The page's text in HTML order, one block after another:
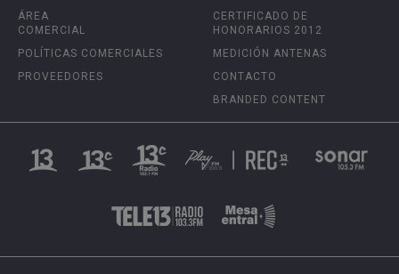
ÁREA
COMERCIAL
POLÍTICAS COMERCIALES
PROVEEDORES
CERTIFICADO DE
HONORARIOS 2012
MEDICIÓN ANTENAS
CONTACTO
BRANDED CONTENT